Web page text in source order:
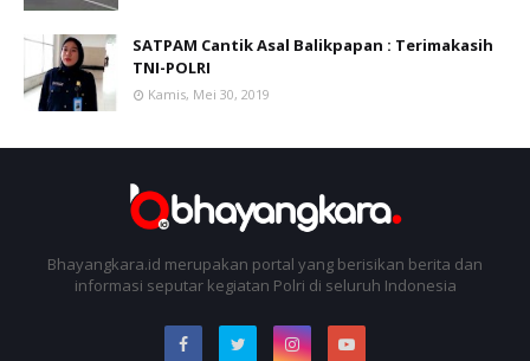
SATPAM Cantik Asal Balikpapan : Terimakasih
TNI-POLRI
Kamis, Mei 30, 2019
Bhayangkara.id merupakan portal yang berisikan berita dan
informasi seputar kegiatan Polri di seluruh Indonesia